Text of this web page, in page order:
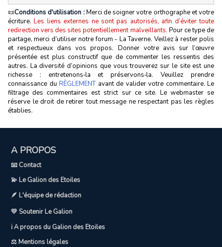
📜Conditions d'utilisation :Merci de soigner votre orthographe et votre
écriture.Les liens externes ne sont pas autorisés, afin d’éviter toute
redirection vers des sites potentiellement malveillants. Pour ce type de
partage, merci d’utiliser notre forum - La Taverne. Veillez à rester polis
et respectueux dans vos propos. Donner votre avis sur l’œuvre
présentée est plus constructif que de commenter les ressentis des
autres. La diversité d’opinions que vous trouverez sur le site est une
richesse : entretenons‑la et préservons‑la. Veuillez prendre
connaissance du RÈGLEMENTavant de valider votre commentaire. Le
filtrage des commentaires est strict sur ce site. Le webmaster se
réserve le droit de retirer tout message ne respectant pas les règles
établies.
A PROPOS
📧 Contact
💫 Le Galion des Etoiles
🪶 L'équipe de rédaction
💛 Soutenir Le Galion
ℹ️ A propos du Galion des Etoiles
⚖️ Mentions légales